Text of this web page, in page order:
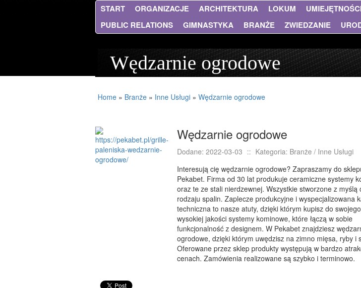
START ORGANIZACJE ARCHITEKTURA LOKUM
PUBLIC RELATIONS
GIMNASTYKA BRANŻE ZWIEDZANIE
Wędzarnie ogrodowe
Home » Branże » Inne Usługi » Wędzarnie ogrodowe
Wędzarnie ogrodowe
Dodane: 2022-03-03 :: Kategoria: Branże / Inne Usługi
Interesują cię wędzarnie ogrodowe? Zapraszamy do
Pekabet. Firma od 30 lat produkuje ceramiczne systemy
oraz te ze stali nierdzewnej. Wszystkie stworzone z myślą
rodzaju spalin. Zaplecze produkcyjne i wyspecjalizowana
techniczna to nasze atuty, dzięki którym kupisz do
wysokiej jakości systemy kominowe, które łączą w sobie
funkcjonalność z designem. W Pekabet znajdziesz
ogrodowe, dzięki którym uwędzisz na zimno mięsa, ryby i
Oferowane przez sklep produkty występują w bardzo
cenach. Zamówienia realizowane są szybko i terminowo.